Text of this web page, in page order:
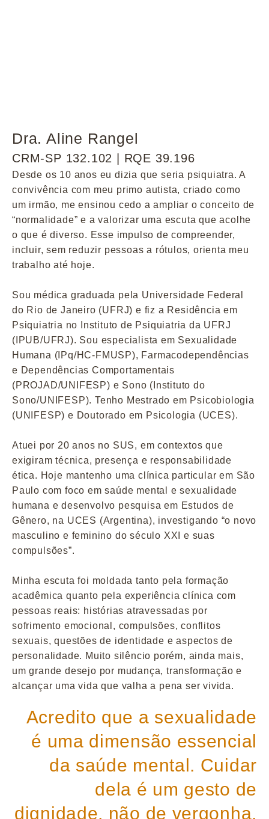
Dra. Aline Rangel
CRM-SP 132.102 | RQE 39.196
Desde os 10 anos eu dizia que seria psiquiatra. A
convivência com meu primo autista, criado como
um irmão, me ensinou cedo a ampliar o conceito de
“normalidade” e a valorizar uma escuta que acolhe
o que é diverso. Esse impulso de compreender,
incluir, sem reduzir pessoas a rótulos, orienta meu
trabalho até hoje.
Sou médica graduada pela Universidade Federal
do Rio de Janeiro (UFRJ) e fiz a Residência em
Psiquiatria no Instituto de Psiquiatria da UFRJ
(IPUB/UFRJ). Sou especialista em Sexualidade
Humana (IPq/HC-FMUSP), Farmacodependências
e Dependências Comportamentais
(PROJAD/UNIFESP) e Sono (Instituto do
Sono/UNIFESP). Tenho Mestrado em Psicobiologia
(UNIFESP) e Doutorado em Psicologia (UCES).
Atuei por 20 anos no SUS, em contextos que
exigiram técnica, presença e responsabilidade
ética. Hoje mantenho uma clínica particular em São
Paulo com foco em saúde mental e sexualidade
humana e desenvolvo pesquisa em Estudos de
Gênero, na UCES (Argentina), investigando “o novo
masculino e feminino do século XXI e suas
compulsões”.
Minha escuta foi moldada tanto pela formação
acadêmica quanto pela experiência clínica com
pessoas reais: histórias atravessadas por
sofrimento emocional, compulsões, conflitos
sexuais, questões de identidade e aspectos de
personalidade. Muito silêncio porém, ainda mais,
um grande desejo por mudança, transformação e
alcançar uma vida que valha a pena ser vivida.
Acredito que a sexualidade
é uma dimensão essencial
da saúde mental. Cuidar
dela é um gesto de
dignidade, não de vergonha.